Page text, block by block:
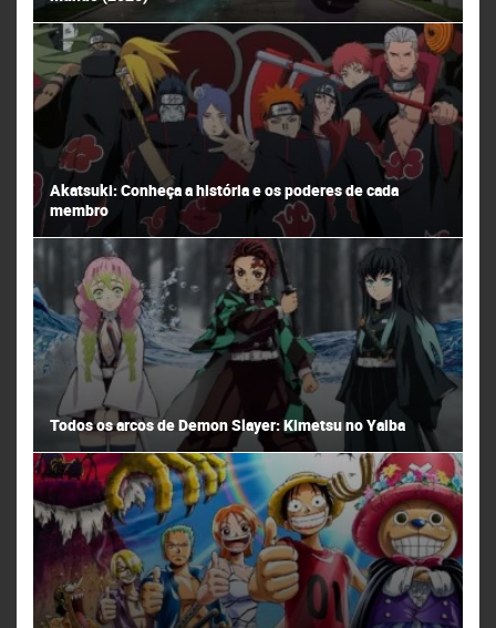
Akatsuki: Conheça a história e os poderes de cada
membro
Todos os arcos de Demon Slayer: Kimetsu no Yaiba